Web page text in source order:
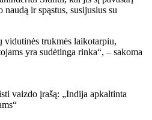
ir spąstus, susijusius su
trukmės laikotarpiu,
yra sudėtinga rinka“, – sakoma